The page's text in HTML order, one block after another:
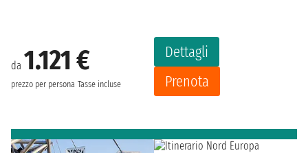
da 1.121 €
prezzo per persona Tasse incluse
Dettagli
Prenota